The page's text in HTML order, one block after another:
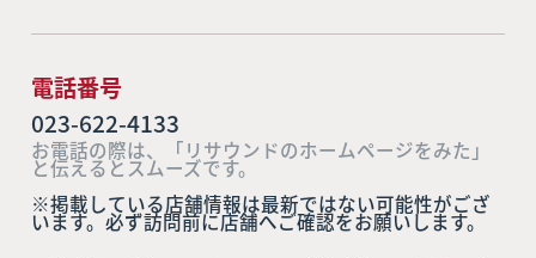
電話番号
023-622-4133
お電話の際は、「リサウンドのホームページをみた」
と伝えるとスムーズです。
※掲載している店舗情報は最新ではない可能性がござ
います。必ず訪問前に店舗へご確認をお願いします。